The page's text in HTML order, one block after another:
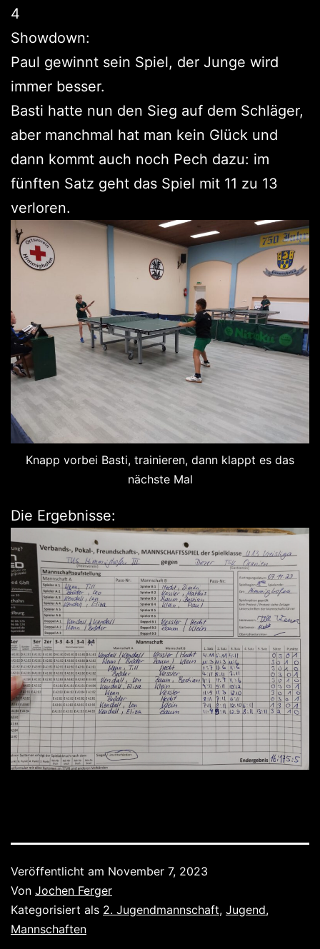
4
Showdown:
Paul gewinnt sein Spiel, der Junge wird
immer besser.
Basti hatte nun den Sieg auf dem Schläger,
aber manchmal hat man kein Glück und
dann kommt auch noch Pech dazu: im
fünften Satz geht das Spiel mit 11 zu 13
verloren.
Knapp vorbei Basti, trainieren, dann klappt es das
nächste Mal
Die Ergebnisse:
Veröffentlicht am November 7, 2023
Von Jochen Ferger
Kategorisiert als 2. Jugendmannschaft, Jugend,
Mannschaften